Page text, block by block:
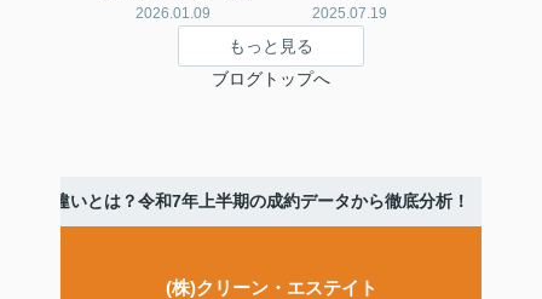
2026.01.09 2025.07.19
もっと見る
ブログトップへ
層の違いとは？令和7年上半期の成約データから徹底分析！
(株)クリーン・エステイト